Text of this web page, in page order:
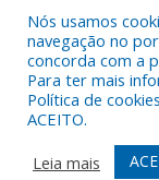
Todos os direitos
Mapa do Site
Nós usamos
navegação no
concorda com a
Para ter mais
Política de
ACEITO.
Leia mais